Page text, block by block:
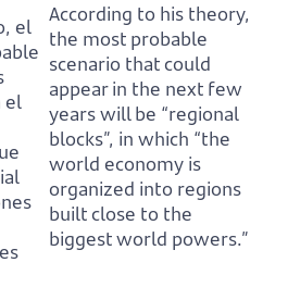
el
el
According to his theory,
the most probable
scenario that could
appear in the next few
years will be “regional
blocks”, in which “the
world economy is
organized into regions
built close to the
biggest world powers.”